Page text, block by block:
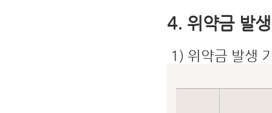
4. 위약금 발
1) 위약금 발생